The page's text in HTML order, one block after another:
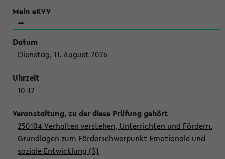
Dienstag, 11. August 2026
10-12
250104 Verhalten verstehen, Unterrichten und Fördern.
Grundlagen zum Förderschwerpunkt Emotionale und
soziale Entwicklung (S)